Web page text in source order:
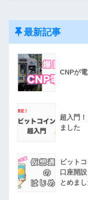
最新記事
CNPが
超入門
ました
ビット
口座開
とめまし